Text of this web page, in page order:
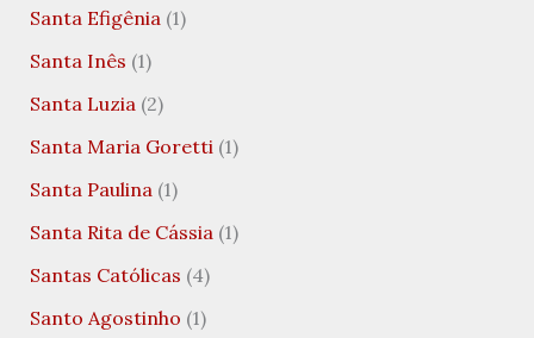
Santa Efigênia(1)
Santa Inês (1)
Santa Luzia(2)
Santa Maria Goretti(1)
Santa Paulina(1)
Santa Rita de Cássia(1)
Santas Católicas (4)
Santo Agostinho (1)